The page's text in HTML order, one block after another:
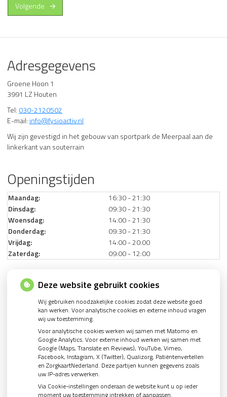
Volgende
Adresgegevens
Groene Hoon 1
3991 LZ Houten
Tel: 030-2120502
E-mail: info@fysioactiv.nl
Wij zijn gevestigd in het gebouw van sportpark de Meerpaal aan de
linkerkant van souterrain
Openingstijden
Maandag:
16:30 - 21:30
Dinsdag:
09:30 - 21:30
Woensdag:
14:00 - 21:30
Donderdag:
09:30 - 21:30
Vrijdag:
14:00 - 20:00
Zaterdag:
09:00 - 12:00
U heeft geen toestemming gegeven voor
inhouddie nodig is om dit te zien.
Cookie-instellingen wijzigen
Deze website gebruikt cookies
Wij gebruiken noodzakelijke cookies zodat deze website goed
kan werken. Voor analytische cookies en externe inhoud vragen
wij uw toestemming.
Voor analytische cookies werken wij samen met Matomo en
Google Analytics. Voor externe inhoud werken wij samen met
Google (Maps, Translate en Reviews), YouTube, Vimeo,
Facebook, Instagram, X (Twitter), Qualizorg, Patiëntenvertellen
en ZorgkaartNederland. Deze partijen kunnen gegevens zoals
uw IP-adres verwerken.
Via Cookie-instellingen onderaan de website kunt u op ieder
moment uw toestemming intrekken of aanpassen.